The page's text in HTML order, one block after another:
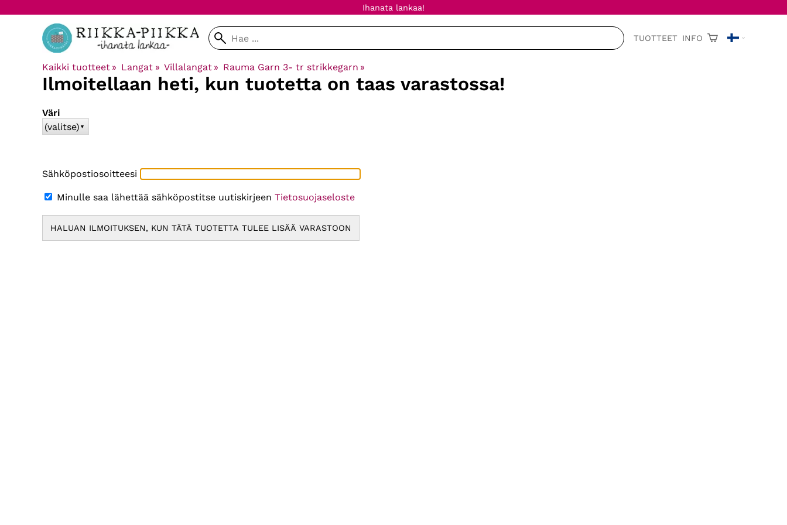
Ihanata lankaa!
TUOTTEET INFO
Kaikki tuotteet ‪» Langat ‪» Villalangat ‪» Rauma Garn 3- tr strikkegarn ‪»
Ilmoitellaan heti, kun tuotetta on taas varastossa!
Väri
(valitse) ▼
Sähköpostiosoitteesi
Minulle saa lähettää sähköpostitse uutiskirjeen Tietosuojaseloste